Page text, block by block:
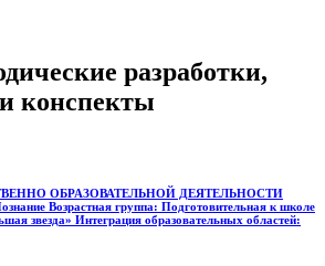
разработки,
конспекты
ОБРАЗОВАТЕЛЬНОЙ ДЕЯТЕЛЬНОСТИ
Возрастная группа: Подготовительная к школе
звезда» Интеграция образовательных областей: